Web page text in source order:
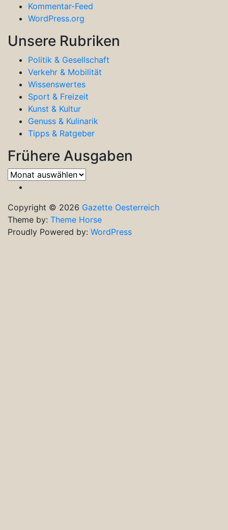
Kommentar-Feed
WordPress.org
Unsere Rubriken
Politik & Gesellschaft
Verkehr & Mobilität
Wissenswertes
Sport & Freizeit
Kunst & Kultur
Genuss & Kulinarik
Tipps & Ratgeber
Frühere Ausgaben
Frühere
Ausgaben
Copyright © 2026 Gazette Oesterreich
Theme by: Theme Horse
Proudly Powered by: WordPress